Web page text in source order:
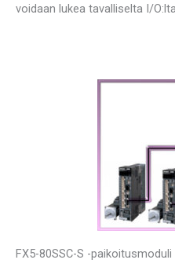
voidaan lukea tavalliselta I/O:lta.
FX5-80SSC-S -paikoitusmoduli